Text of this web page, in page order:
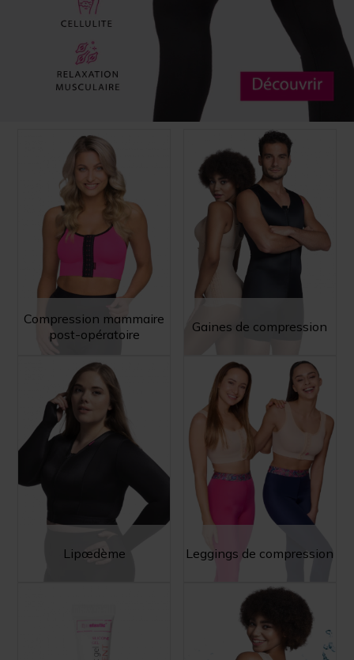
Compression mammaire
post-opératoire
Gaines de compression
Lipœdème Leggings de compression